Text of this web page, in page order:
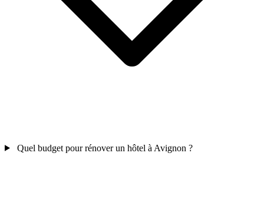
Quel budget pour rénover un hôtel à Avignon ?